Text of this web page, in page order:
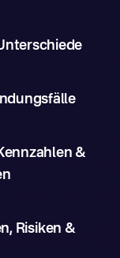
&
Risiken &